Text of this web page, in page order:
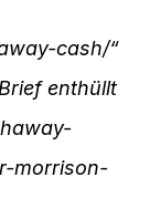
cash/“
enthüllt
morrison-